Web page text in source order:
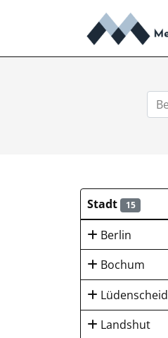
Stadt 15
Berlin
Bochum
Lüdenscheid
Landshut